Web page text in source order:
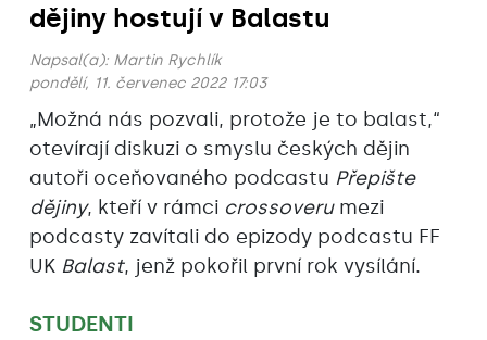
dějiny hostují v Balastu
Napsal(a): Martin Rychlík
pondělí, 11. červenec 2022 17:03
„Možná nás pozvali, protože je to balast,“
otevírají diskuzi o smyslu českých dějin
autoři oceňovaného podcastu Přepište
dějiny, kteří v rámci crossoverumezi
podcasty zavítali do epizody podcastu FF
UK Balast, jenž pokořil první rok vysílání.
STUDENTI